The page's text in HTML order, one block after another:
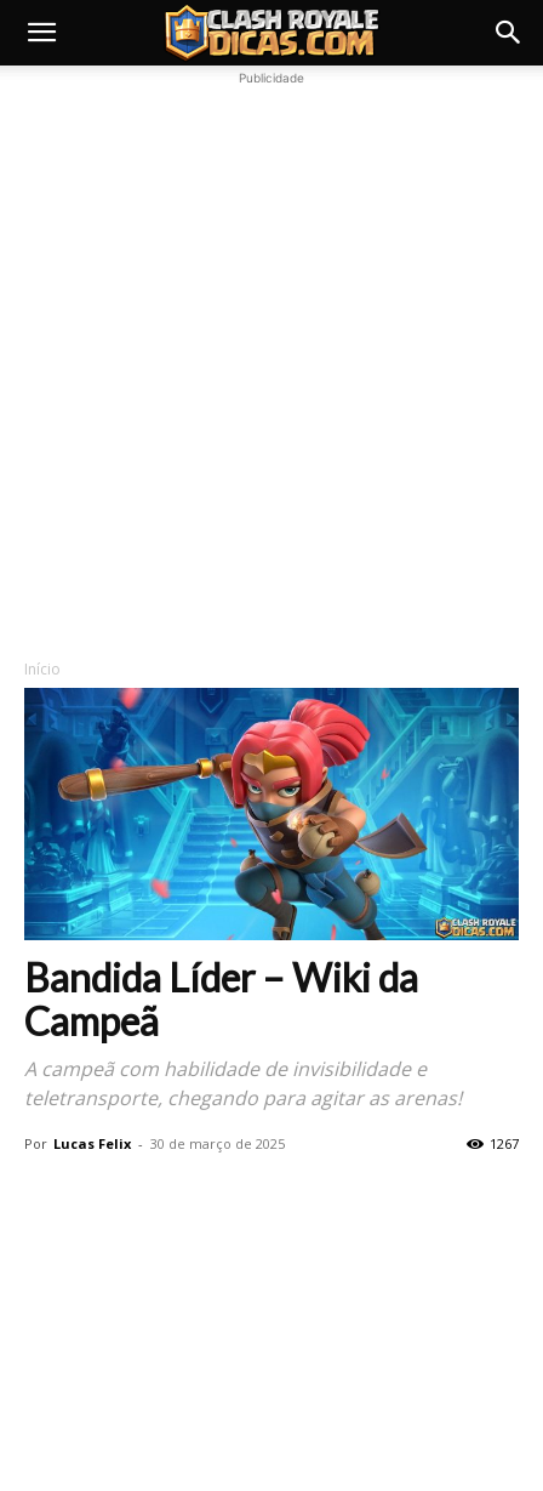
Publicidade
Início
Bandida Líder – Wiki da
Campeã
A campeã com habilidade de invisibilidade e
teletransporte, chegando para agitar as arenas!
Por Lucas Felix - 30 de março de 2025 1267